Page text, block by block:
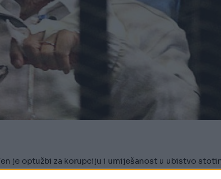
je optužbi za korupciju i umiješanost u ubistvo